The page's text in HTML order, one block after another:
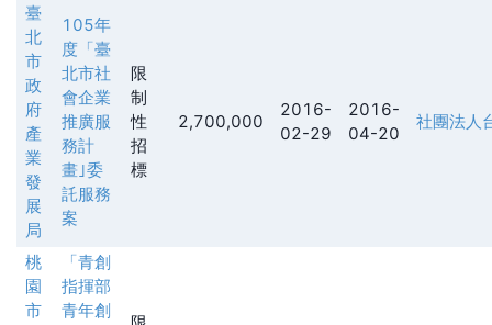
臺
北
市
政
府
產
業
發
展
局
105年
度「臺
北市社
會企業
推廣服
務計
畫｣委
託服務
案
限
制
性
招
標
2,700,000
2016-
02-29
2016-
04-20
社團法人
桃
園
市
「青創
指揮部
青年創